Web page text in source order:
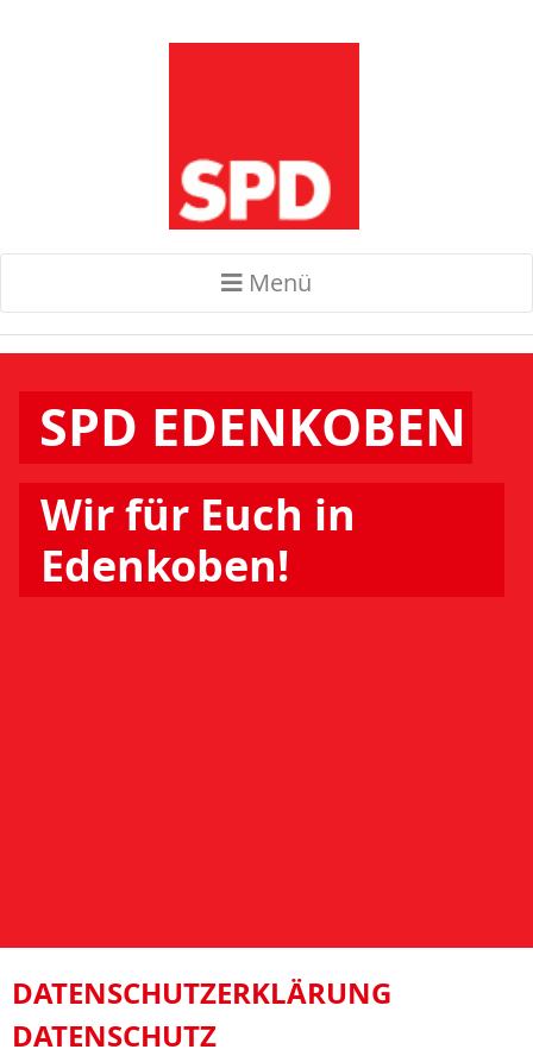
Menü
SPD EDENKOBEN
Wir für Euch in
Edenkoben!
DATENSCHUTZERKLÄRUNG
DATENSCHUTZ